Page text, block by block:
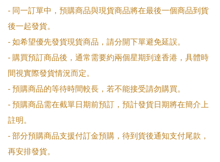
- 同一訂單中，預購商品與現貨商品將在最後一個商品到貨
後一起發貨。
- 如希望優先發貨現貨商品，請分開下單避免延誤。
- 購買預訂商品後，通常需要約兩個星期到達香港，具體時
間視實際發貨情況而定。
- 預購商品的等待時間較長，若不能接受請勿購買。
- 預購商品需在截單日期前預訂，預計發貨日期將在簡介上
註明。
- 部分預購商品支援付訂金預購，待到貨後通知支付尾款，
再安排發貨。